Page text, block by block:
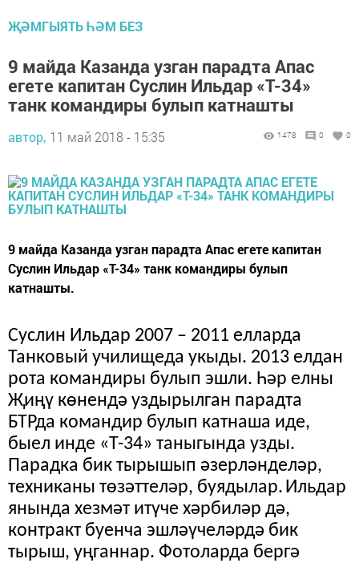
ҖӘМГЫЯТЬ ҺӘМ БЕЗ
9 майда Казанда узган парадта Апас
егете капитан Суслин Ильдар «Т-34»
танк командиры булып катнашты
автор, 11 май 2018 - 15:35 1478 0 0
9 майда Казанда узган парадта Апас егете капитан
Суслин Ильдар «Т-34» танк командиры булып
катнашты.
Суслин Ильдар 2007 – 2011 елларда
Танковый училищеда укыды. 2013 елдан
рота командиры булып эшли. Һәр елны
Җиңү көнендә уздырылган парадта
БТРда командир булып катнаша иде,
быел инде «Т-34» таныгында узды.
Парадка бик тырышып әзерләнделәр,
техниканы төзәттеләр, буядылар. Ильдар
янында хезмәт итүче хәрбиләр дә,
контракт буенча эшләүчеләрдә бик
тырыш, уңганнар. Фотоларда бергә